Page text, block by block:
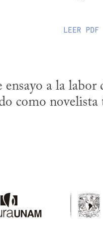
LEER PDF
ensayo a la
como